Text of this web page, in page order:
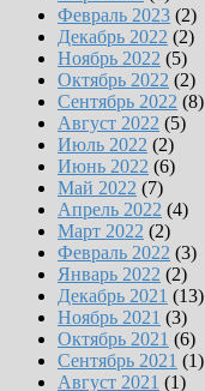
Февраль 2023 (2)
Декабрь 2022 (2)
Ноябрь 2022 (5)
Октябрь 2022 (2)
Сентябрь 2022 (8)
Август 2022 (5)
Июль 2022 (2)
Июнь 2022 (6)
Май 2022 (7)
Апрель 2022 (4)
Март 2022 (2)
Февраль 2022 (3)
Январь 2022 (2)
Декабрь 2021 (13)
Ноябрь 2021 (3)
Октябрь 2021 (6)
Сентябрь 2021 (1)
Август 2021 (1)